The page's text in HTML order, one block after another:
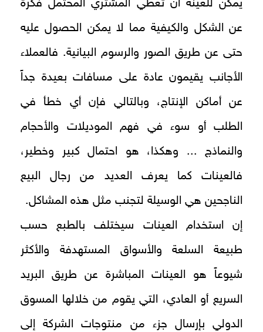
يمكن للعينة أن تعطي المشتري المحتمل فكرة
عن الشكل والكيفية مما لا يمكن الحصول عليه
حتى عن طريق الصور والرسوم البيانية. فالعملاء
الأجانب يقيمون عادة على مسافات بعيدة جداً
عن أماكن الإنتاج، وبالتالي فإن أي خطأ في
الطلب أو سوء في فهم الموديلات والأحجام
والنماذج ... وهكذا، هو احتمال كبير وخطير،
فالعينات كما يعرف العديد من رجال البيع
الناجحين هي الوسيلة لتجنب مثل هذه المشاكل.
إن استخدام العينات سيختلف بالطبع حسب
طبيعة السلعة والأسواق المستهدفة والأكثر
شيوعاً هو العينات المباشرة عن طريق البريد
السريع أو العادي، التي يقوم من خلالها المسوق
الدولي بإرسال جزء من منتوجات الشركة إلى